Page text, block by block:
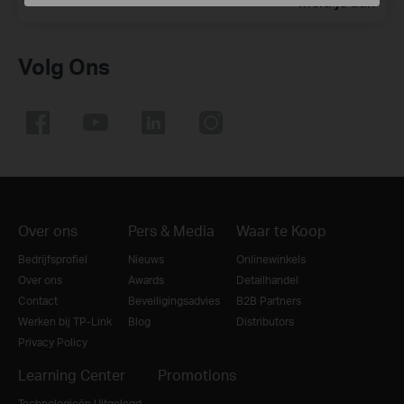
Volg Ons
Over ons
Bedrijfsprofiel
Over ons
Contact
Werken bij TP-Link
Privacy Policy
Pers & Media
Nieuws
Awards
Beveiligingsadvies
Blog
Waar te Koop
Onlinewinkels
Detailhandel
B2B Partners
Distributors
Learning Center Promotions